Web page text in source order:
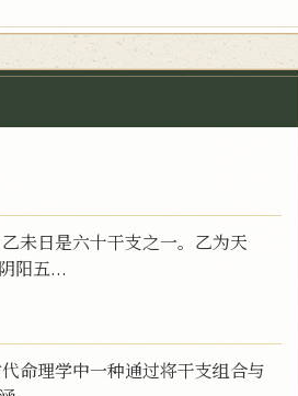
未日是六十干支之一。乙为天
阳五...
命理学中一种通过将干支组合与